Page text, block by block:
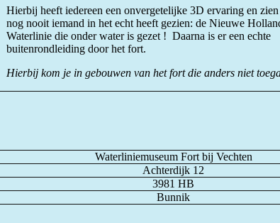
Hierbij heeft iedereen een onvergetelijke 3D ervaring en
nog nooit iemand in het echt heeft gezien: de Nieuwe
Waterlinie die onder water is gezet ! Daarna is er een echte
buitenrondleiding door het fort.
Hierbij kom je in gebouwen van het fort die anders niet
Waterliniemuseum Fort bij Vechten
Achterdijk 12
3981 HB
Bunnik